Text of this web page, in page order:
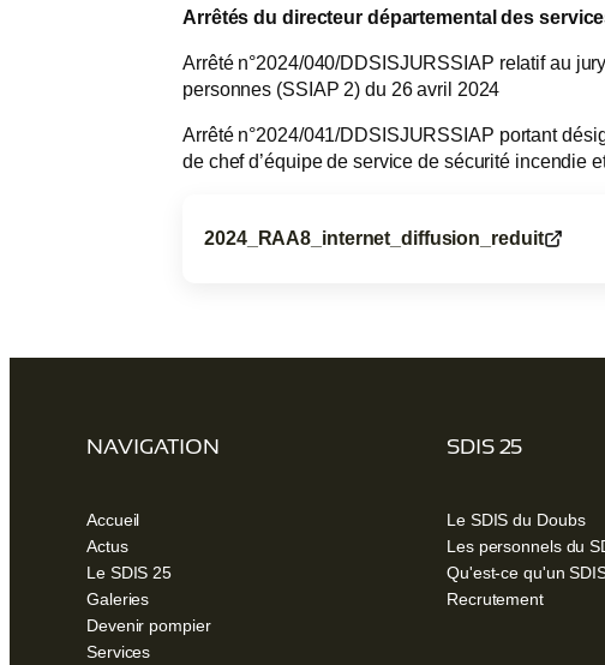
Arrêtés du directeur départemental des
Arrêté n°2024/040/DDSISJURSSIAP relatif au
personnes (SSIAP 2) du 26 avril 2024
Arrêté n°2024/041/DDSISJURSSIAP portant
de chef d’équipe de service de sécurité incendie
2024_RAA8_internet_diffusion_reduit
(ouvre
onglet)
NAVIGATION
Accueil
Actus
Le SDIS 25
Galeries
Devenir pompier
Services
SDIS 25
Le SDIS du Doubs
Les personnels du
Qu'est-ce qu'un
Recrutement